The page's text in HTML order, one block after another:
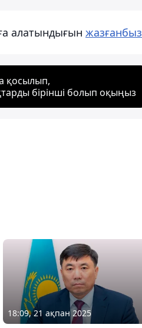
алатындығын жазғанбыз
қосылып,
бірінші болып оқыңыз
18:09, 21 ақпан 2025